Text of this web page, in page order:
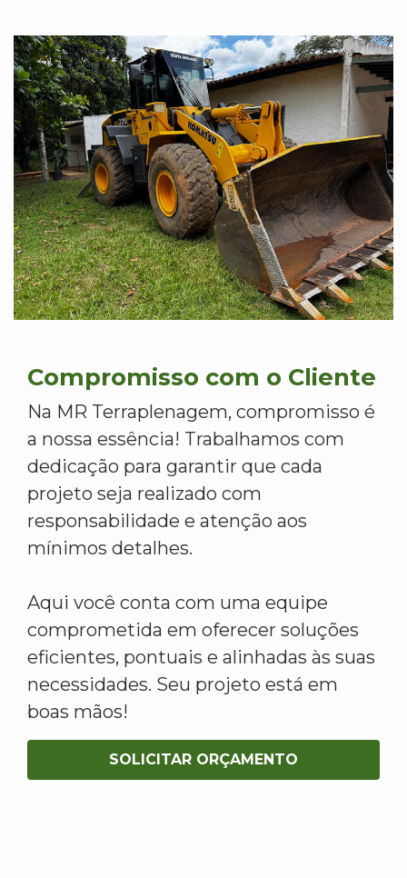
Compromisso com o Cliente
Na MR Terraplenagem, compromisso é
a nossa essência! Trabalhamos com
dedicação para garantir que cada
projeto seja realizado com
responsabilidade e atenção aos
mínimos detalhes.
Aqui você conta com uma equipe
comprometida em oferecer soluções
eficientes, pontuais e alinhadas às suas
necessidades. Seu projeto está em
boas mãos!
SOLICITAR ORÇAMENTO